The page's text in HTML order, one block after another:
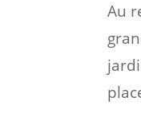
Au